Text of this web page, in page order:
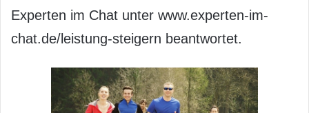
Experten im Chat unter www.experten-im-
chat.de/leistung-steigern beantwortet.